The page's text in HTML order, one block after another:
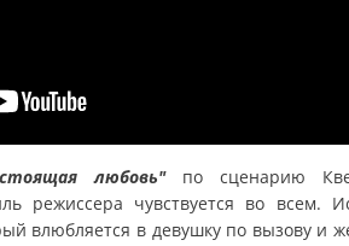
любовь"по сценарию
режиссера чувствуется во всем.
влюбляется в девушку по вызову и